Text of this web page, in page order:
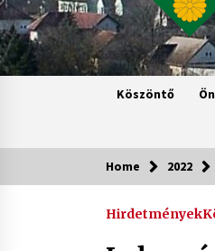
Köszöntő
Home 2022
Hirdetmények